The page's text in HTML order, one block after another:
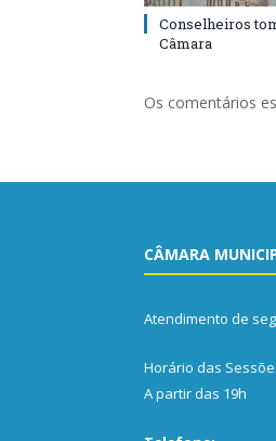
Conselheiros
Câmara
Os comentários
CÂMARA
Atendimento de
Horário das
A partir das 19h